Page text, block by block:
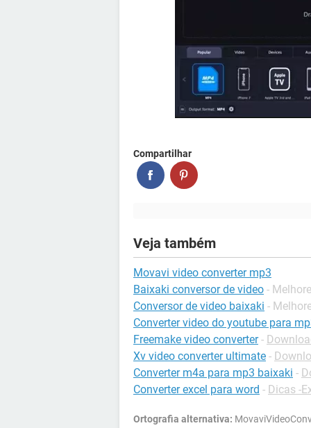
Compartilhar
Veja também
Movavi video converter mp3
Baixaki conversor de video -
Conversor de video baixaki -
Converter video do youtube para
Freemake video converter -
Xv video converter ultimate -
Converter m4a para mp3 baixaki -
Converter excel para word - Dicas -
Ortografia alternativa: